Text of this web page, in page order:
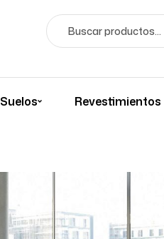
Suelos Revestimientos